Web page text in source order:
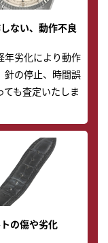
ない、動作不良
年劣化により動作
針の停止、時間誤
ても査定いたしま
の傷や劣化